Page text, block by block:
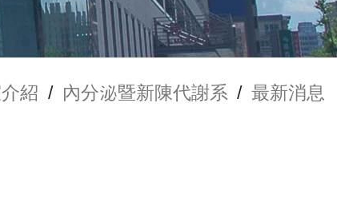
紹 / 內分泌暨新陳代謝系 / 最新消息